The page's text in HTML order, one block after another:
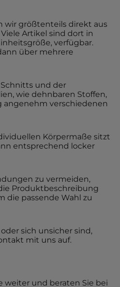
wir größtenteils direkt aus
Artikel sind dort in
verfügbar.
über mehrere
und der
wie dehnbaren Stoffen,
angenehm verschiedenen
Körpermaße sitzt
entsprechend locker
zu vermeiden,
Produktbeschreibung
die passende Wahl zu
sich unsicher sind,
mit uns auf.
weiter und beraten Sie bei